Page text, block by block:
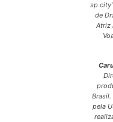
sp
de
Atriz
Brasil.
pela